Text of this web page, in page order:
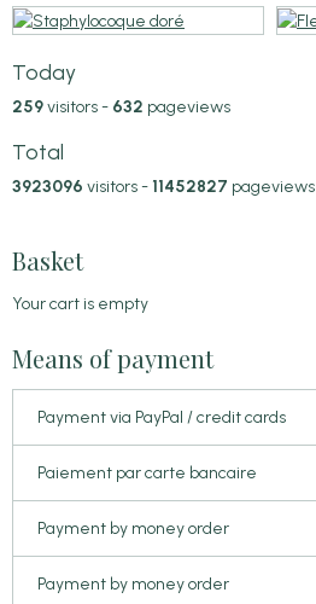
Today
259visitors - 632 pageviews
Total
3923096 visitors - 11452827 pageviews
Basket
Your cart is empty
Means of payment
Payment via PayPal / credit cards
Paiement par carte bancaire
Payment by money order
Payment by money order